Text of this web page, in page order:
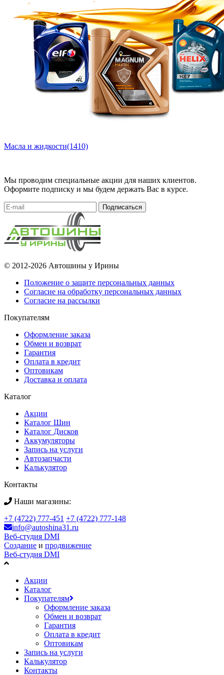
Масла и жидкости(1410)
Мы проводим специальные акции для наших клиентов.
Оформите подписку и мы будем держать Вас в курсе.
Подписаться
© 2012-2026 Автошины у Ирины
Положение о защите персональных данных
Согласие на обработку персональных данных
Согласие на рассылки
Покупателям
Оформление заказа
Обмен и возврат
Гарантия
Оплата в кредит
Оптовикам
Доставка и оплата
Каталог
Акции
Каталог Шин
Каталог Дисков
Аккумуляторы
Запись на услуги
Автозапчасти
Калькулятор
Контакты
Наши магазины:
+7 (4722) 777-451 +7 (4722) 777-148
info@autoshina31.ru
Веб-студия DMI
Создание и продвижение
Веб-студия DMI
Акции
Каталог
Покупателям
Оформление заказа
Обмен и возврат
Гарантия
Оплата в кредит
Оптовикам
Запись на услуги
Калькулятор
Контакты